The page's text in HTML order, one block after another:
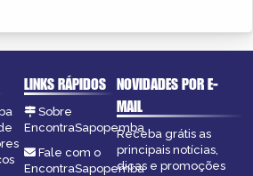
LINKS RÁPIDOS
Sobre
EncontraSapopemba
Fale com o
EncontraSapopemba
NOVIDADES POR E-
MAIL
Receba grátis as
principais notícias,
dicas e promoções